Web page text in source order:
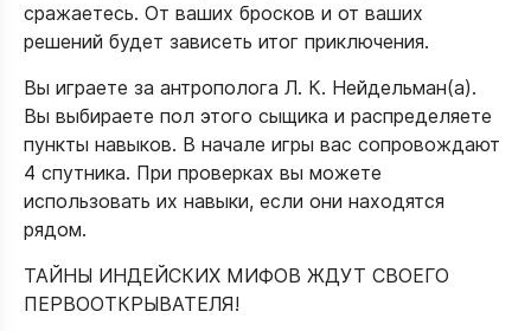
сражаетесь. От ваших бросков и от ваших
решений будет зависеть итог приключения.
Вы играете за антрополога Л. К. Нейдельман(а).
Вы выбираете пол этого сыщика и распределяете
пункты навыков. В начале игры вас сопровождают
4 спутника. При проверках вы можете
использовать их навыки, если они находятся
рядом.
ТАЙНЫ ИНДЕЙСКИХ МИФОВ ЖДУТ СВОЕГО
ПЕРВООТКРЫВАТЕЛЯ!